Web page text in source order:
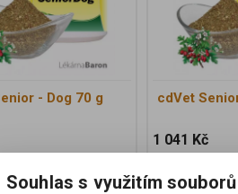
- Dog 70 g cdVet
1 041 Kč
Souhlas s využitím